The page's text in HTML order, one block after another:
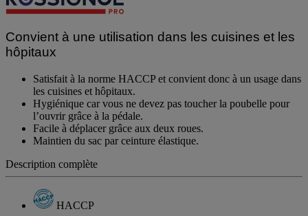
Convient à une utilisation dans les cuisines et les
hôpitaux
Satisfait à la norme HACCP et convient donc à un usage dans
les cuisines et hôpitaux.
Hygiénique car vous ne devez pas toucher la poubelle pour
l’ouvrir grâce à la pédale.
Facile à déplacer grâce aux deux roues.
Description complète